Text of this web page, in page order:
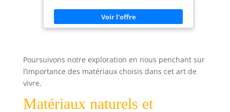
personnes, vous partagerez de bons moments
avec vos convives
Poursuivons notre exploration en nous penchant sur
l’importance des matériaux choisis dans cet art de
vivre.
Matériaux naturels et